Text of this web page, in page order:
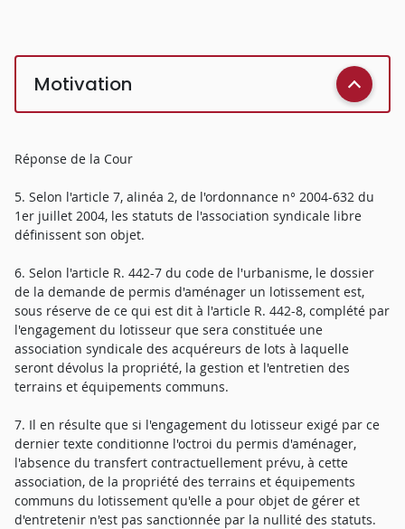
Motivation
Réponse de la Cour
5. Selon l'article 7, alinéa 2, de l'ordonnance n° 2004-632 du
1er juillet 2004, les statuts de l'association syndicale libre
définissent son objet.
6. Selon l'article R. 442-7 du code de l'urbanisme, le dossier
de la demande de permis d'aménager un lotissement est,
sous réserve de ce qui est dit à l'article R. 442-8, complété par
l'engagement du lotisseur que sera constituée une
association syndicale des acquéreurs de lots à laquelle
seront dévolus la propriété, la gestion et l'entretien des
terrains et équipements communs.
7. Il en résulte que si l'engagement du lotisseur exigé par ce
dernier texte conditionne l'octroi du permis d'aménager,
l'absence du transfert contractuellement prévu, à cette
association, de la propriété des terrains et équipements
communs du lotissement qu'elle a pour objet de gérer et
d'entretenir n'est pas sanctionnée par la nullité des statuts.